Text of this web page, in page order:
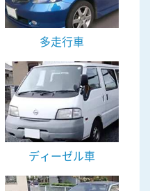
多走行車
ディーゼル車